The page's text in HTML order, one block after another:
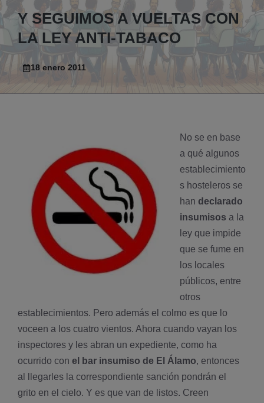
Y SEGUIMOS A VUELTAS CON
LA LEY ANTI-TABACO
18 enero 2011
No se en base
a qué algunos
establecimiento
s hosteleros se
han declarado
insumisos a la
ley que impide
que se fume en
los locales
públicos, entre
otros
establecimientos. Pero además el colmo es que lo
voceen a los cuatro vientos. Ahora cuando vayan los
inspectores y les abran un expediente, como ha
ocurrido con el bar insumiso de El Álamo, entonces
al llegarles la correspondiente sanción pondrán el
grito en el cielo. Y es que van de listos. Creen